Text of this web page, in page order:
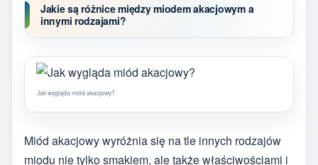
Jakie są różnice między miodem akacjowym a
innymi rodzajami?
Jak wygląda miód akacjowy?
Miód akacjowy wyróżnia się na tle innych rodzajów
miodu nie tylko smakiem, ale także właściwościami i